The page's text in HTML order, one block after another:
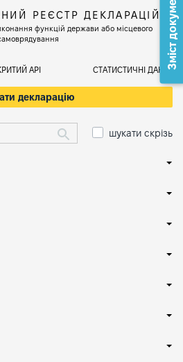
РЕЄСТР ДЕКЛАРАЦІЙ
функцій держави або місцевого
АРІ СТАТИСТИЧНІ ДАНІ
декларацію
шукати скрізь
Зміст документа